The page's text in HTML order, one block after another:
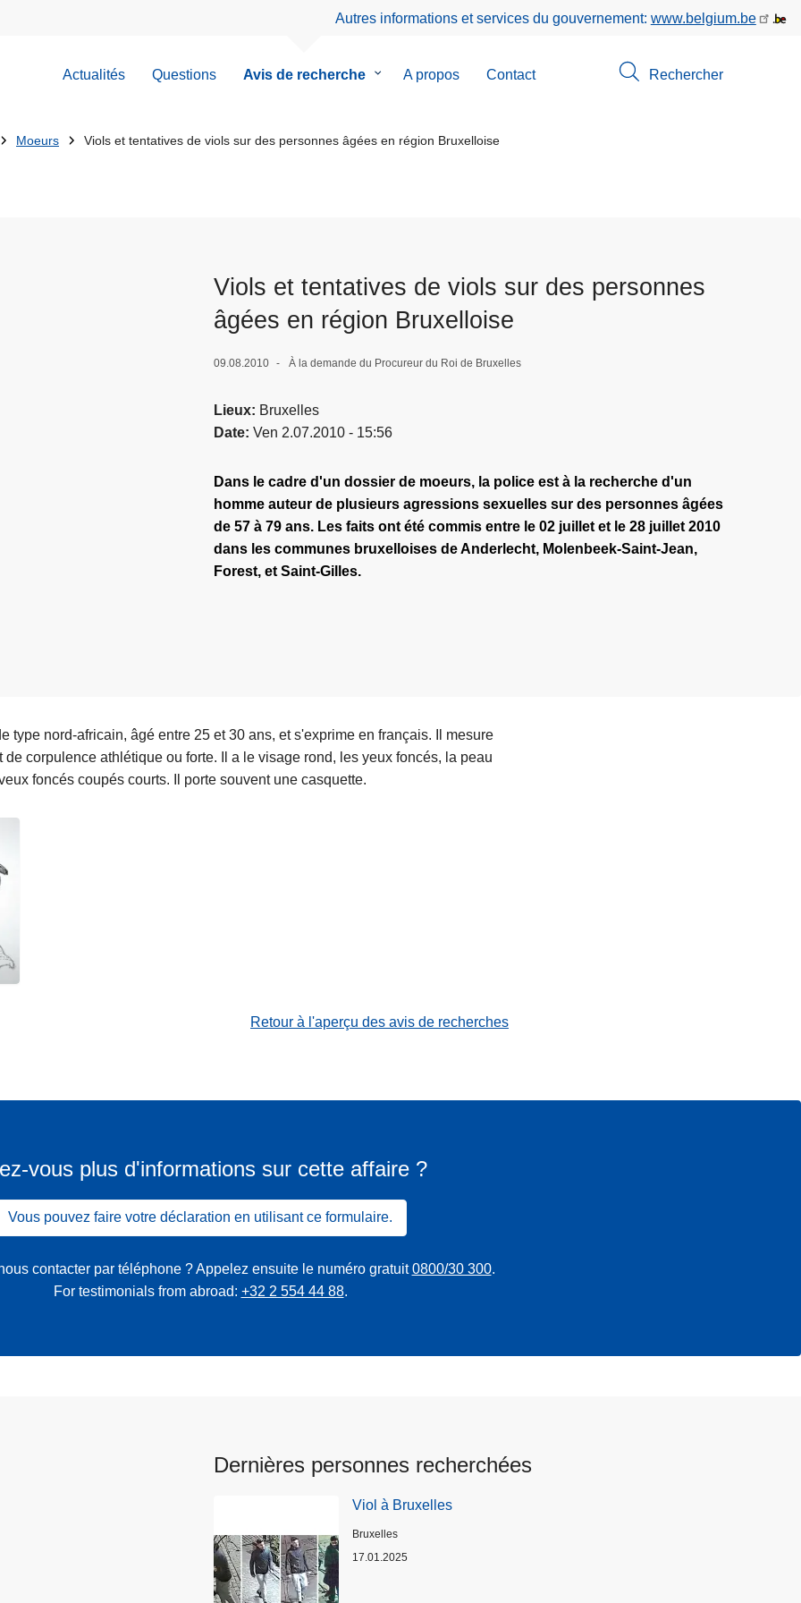
Autres informations et services du gouvernement: www.belgium.be
Actualités Questions Avis de recherche
le
de
A propos Contact Rechercher
Moeurs Viols et tentatives de viols sur des personnes âgées en région Bruxelloise
Viols et tentatives de viols sur des personnes
âgées en région Bruxelloise
09.08.2010 À la demande du Procureur du Roi de Bruxelles
Lieux
Bruxelles
Date Ven 2.07.2010 - 15:56
Dans le cadre d'un dossier de moeurs, la police est à la recherche d'un
homme auteur de plusieurs agressions sexuelles sur des personnes âgées
de 57 à 79 ans. Les faits ont été commis entre le 02 juillet et le 28 juillet 2010
dans les communes bruxelloises de Anderlecht, Molenbeek-Saint-Jean,
Forest, et Saint-Gilles.
type nord-africain, âgé entre 25 et 30 ans, et s'exprime en français. Il mesure
de corpulence athlétique ou forte. Il a le visage rond, les yeux foncés, la peau
foncés coupés courts. Il porte souvent une casquette.
Retour à l'aperçu des avis de recherches
vous plus d'informations sur cette affaire ?
Vous pouvez faire votre déclaration en utilisant ce formulaire.
contacter par téléphone ? Appelez ensuite le numéro gratuit0800/30 300.
For testimonials from abroad: +32 2 554 44 88.
Dernières personnes recherchées
Viol à Bruxelles
Lieux
Bruxelles
17.01.2025